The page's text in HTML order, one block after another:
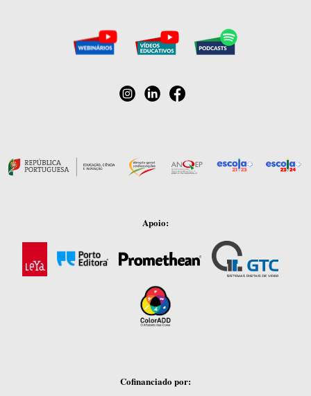
Apoio:
Cofinanciado por: